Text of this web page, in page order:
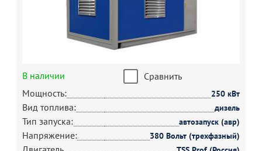
В наличии
Сравнить
Мощность:
250 кВт
Вид топлива: дизель
Тип запуска: автозапуск (авр)
Напряжение: 380 Вольт (трехфазный)